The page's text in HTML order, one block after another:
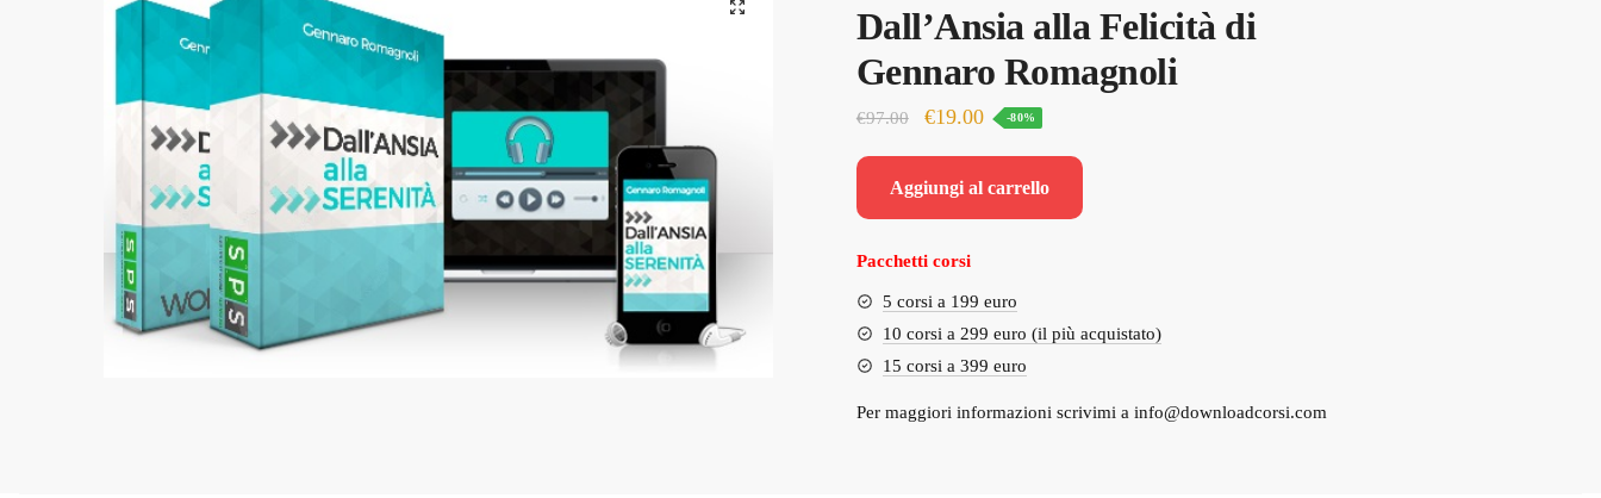
🔍
Dall’Ansia alla Felicità di
Gennaro Romagnoli
€97.00
Il
originale
era:
€97.00.
€19.00Il
attuale
è:
-80%
Aggiungi al carrello
Pacchetti corsi
5 corsi a 199 euro
10 corsi a 299 euro (il più acquistato)
15 corsi a 399 euro
Per maggiori informazioni scrivimi a info@downloadcorsi.com